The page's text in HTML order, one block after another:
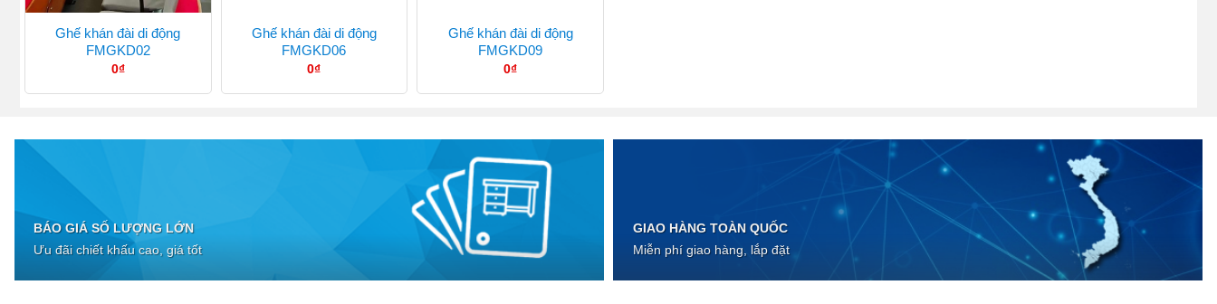
Ghế khán đài di động
FMGKD02
0₫
Ghế khán đài di động
FMGKD06
0₫
Ghế khán đài di động
FMGKD09
0₫
BÁO GIÁ SỐ LƯỢNG LỚN
Ưu đãi chiết khấu cao, giá tốt
GIAO HÀNG TOÀN QUỐC
Miễn phí giao hàng, lắp đặt